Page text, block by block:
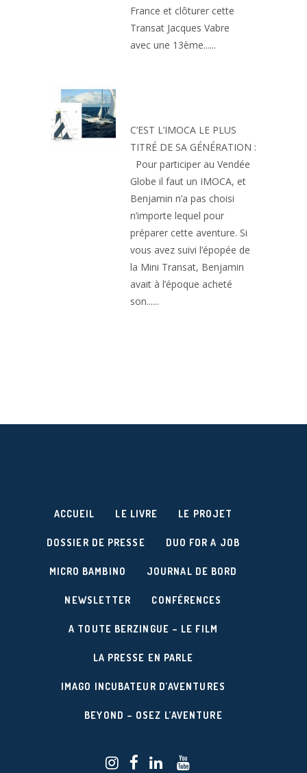
France et clôturer cette
Transat Jacques Vabre
avec une 13ème......
C’EST L’IMOCA LE PLUS
TITRÉ DE SA GÉNÉRATION :
Pour participer au Vendée
Globe il faut un IMOCA, et
Benjamin n’a pas choisi
n’importe lequel pour
préparer cette aventure. Si
vous avez suivi l’épopée de
la Mini Transat, Benjamin
avait à l’époque acheté
son......
ACCUEIL LE LIVRE LE PROJET
DOSSIER DE PRESSE DUO FOR A JOB
MICRO BAMBINO JOURNAL DE BORD
NEWSLETTER CONFÉRENCES
A TOUTE BERZINGUE – LE FILM
LA PRESSE EN PARLE
IMAGO INCUBATEUR D’AVENTURES
BEYOND – OSEZ L’AVENTURE